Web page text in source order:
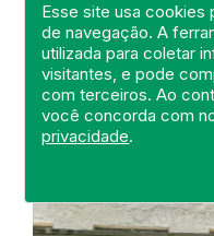
Esse site usa cookies
de navegação. A
utilizada para coletar
visitantes, e pode
com terceiros. Ao
você concorda com
privacidade.
REGIÃO METROPOLITANA
ATO MÉDICO
CLÍNICA